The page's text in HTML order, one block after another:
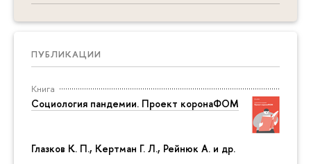
ПУБЛИКАЦИИ
Книга
Социология пандемии. Проект коронаФОМ
Глазков К. П., Кертман Г. Л., Рейнюк А. и др.